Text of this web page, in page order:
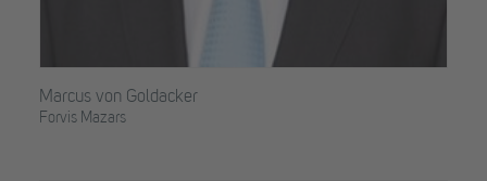
Marcus von Goldacker
Forvis Mazars